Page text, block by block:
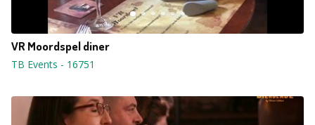
VR Moordspel diner
TB Events - 16751